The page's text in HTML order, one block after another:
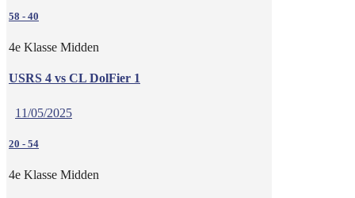
58 - 40
4e Klasse Midden
USRS 4 vs CL DolFier 1
11/05/2025
20 - 54
4e Klasse Midden